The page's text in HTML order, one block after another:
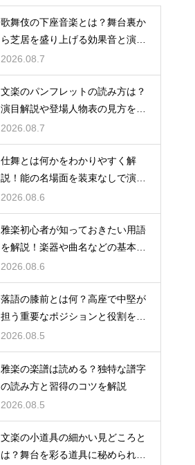
歌舞伎の下座音楽とは？舞台裏か
ら芝居を盛り上げる効果音と演奏
を解説
2026.08.7
文楽のパンフレットの読み方は？
演目解説や登場人物表の見方をわ
かりやすく紹介
2026.08.7
仕舞とは何かをわかりやすく解
説！能の名場面を装束なしで演じ
る独特な舞台の魅力に迫る
2026.08.6
雅楽初心者が知っておきたい用語
を解説！楽器や曲名などの基本を
やさしく紹介、これで専門用語も
怖くない
2026.08.6
落語の膝前とは何？高座で中堅が
担う重要なポジションと役割を解
説
2026.08.5
雅楽の楽譜は読める？独特な譜字
の読み方と習得のコツを解説
2026.08.5
文楽の小道具の細かい見どころと
は？舞台を彩る道具に秘められた